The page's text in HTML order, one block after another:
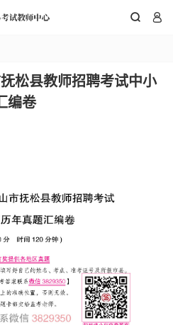
 
松县教师招聘考试中小
编卷